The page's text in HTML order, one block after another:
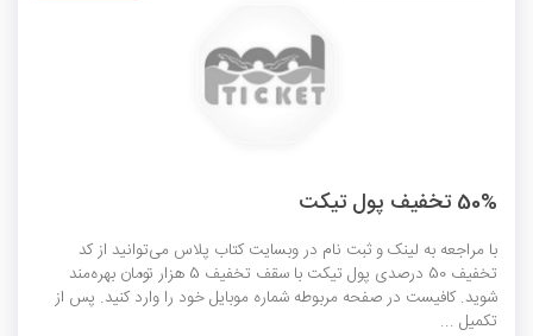
50% تخفیف پول تیکت
با مراجعه به لینک و ثبت نام در وبسایت کتاب پلاس می‌توانید از کد
تخفیف 50 درصدی پول تیکت با سقف تخفیف 5 هزار تومان بهره‌مند
شوید. کافیست در صفحه مربوطه شماره موبایل خود را وارد کنید. پس از
تکمیل ...